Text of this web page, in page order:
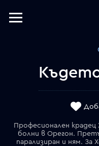
Професионален крадец
болни в Орегон.
парализиран и ням. За